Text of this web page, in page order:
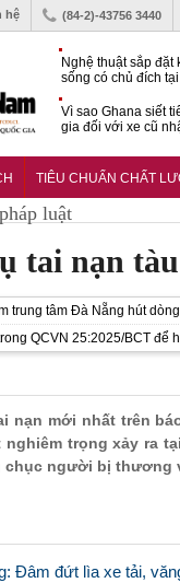
hệ (84-2)-43756 3440
Nghệ thuật sắp đặt
sống có chủ đích
Vì sao Ghana siết
gia đối với xe cũ
Hạ tầng ‘trải thảm
tâm Đà Nẵng hút
TIÊU CHUẨN CHẤT
luật
tai nạn
trung tâm Đà Nẵng hút
QCVN 25:2025/BCT để
nạn mới nhất trên
trọng xảy ra
người bị thương
Đâm đứt lìa xe tải,